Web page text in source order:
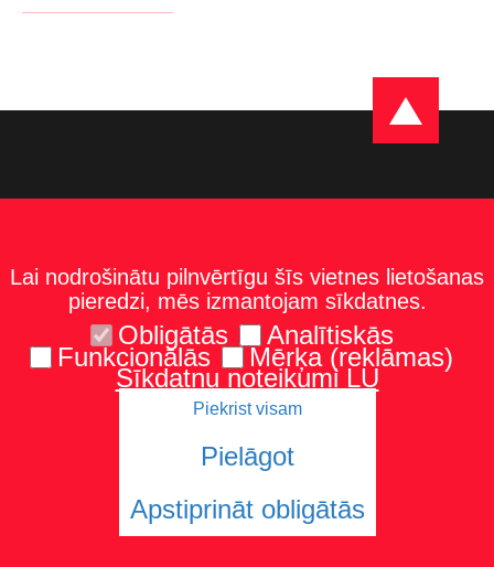
Karte un norādes
Tel.: 67229986
© 2026 Latvijas Universitāte. Visas tiesības aizsargātas
Lai nodrošinātu pilnvērtīgu šīs vietnes lietošanas
pieredzi, mēs izmantojam sīkdatnes.
Obligātās Analītiskās
Funkcionālās Mērķa (reklāmas)
Sīkdatņu noteikumi LU
Piekrist visam
Pielāgot
Apstiprināt obligātās